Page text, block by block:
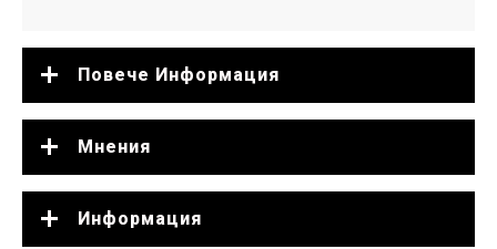
Повече Информация
Мнения
Информация